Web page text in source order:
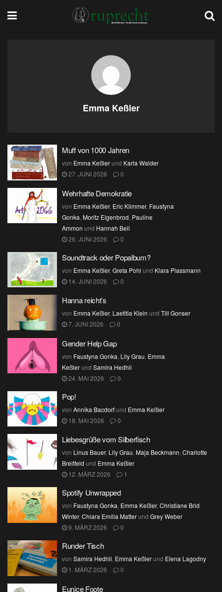
Emma Keßler
Muff von 1000 Jahren
von Emma Keßlerund Karla Walder
27. JUNI 2026
0
Wehrhafte Demokratie
von Emma Keßler, Eric Klimmer, Faustyna
Gonka, Moritz Eigenbrod, Pauline
Ammon und Hannah Beil
26. JUNI 2026
0
Soundtrack oder Popalbum?
von Emma Keßler, Greta Pohl und Klara Plassmann
14. JUNI 2026
0
Hanna reicht’s
von Emma Keßler, Laetitia Klein und Till Gonser
7. JUNI 2026
0
Gender Help Gap
von Faustyna Gonka, Lily Grau, Emma
Keßlerund Samira Hedhli
24. MAI 2026
0
Pop!
von Annika Bacdorfund Emma Keßler
18. MAI 2026
0
Liebesgrüße vom Silberfisch
von Linus Bauer, Lily Grau, Maja Beckmann, Charlotte
Breitfeld und Emma Keßler
12. MÄRZ 2026
1
Spotify Unwrapped
von Faustyna Gonka, Emma Keßler, Christiane Brid
Winter, Chiara Emilia Matterund Grey Weber
9. MÄRZ 2026
0
Runder Tisch
von Samira Hedhli, Emma Keßlerund Elena Lagodny
1. MÄRZ 2026
0
Eunice Foote